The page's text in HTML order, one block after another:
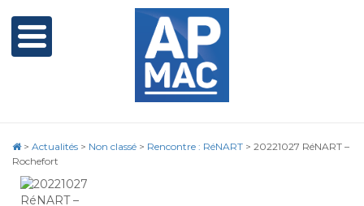
> Actualités > Non classé > Rencontre : RéNART > 20221027 RéNART –
Rochefort